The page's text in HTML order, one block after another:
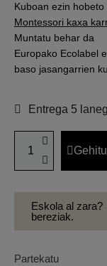
Kuboan ezin
Montessori kaxa
Muntatu behar da
Europako Ecolabel
baso jasangarrien
Entrega 5
Eskola al zara?
bereziak.
Partekatu